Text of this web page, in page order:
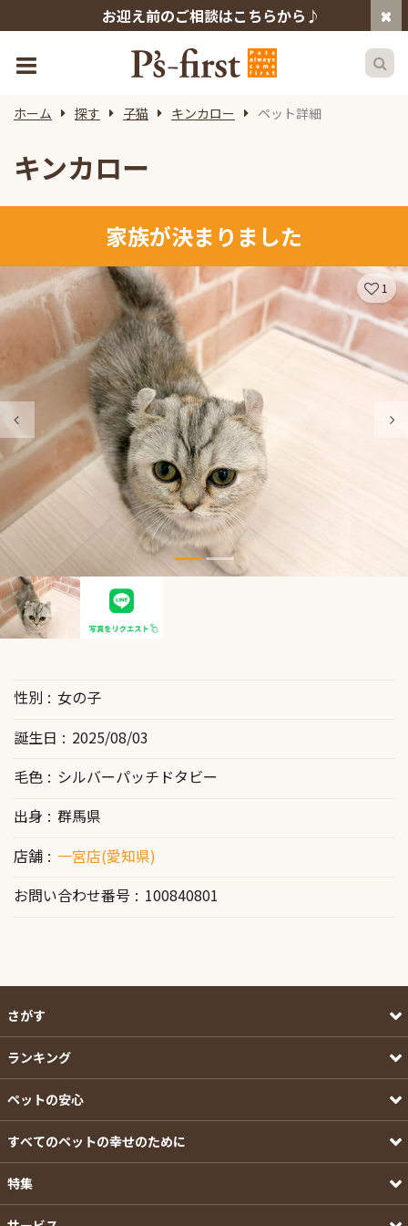
お迎え前のご相談はこちらから♪
ホーム 探す 子猫 キンカロー ペット詳細
キンカロー
家族が決まりました
1
性別
女の子
誕生日
2025/08/03
毛色
シルバーパッチドタビー
出身
群馬県
店舗
一宮店(愛知県)
お問い合わせ番号
100840801
さがす
ランキング
ペットの安心
すべてのペットの幸せのために
特集